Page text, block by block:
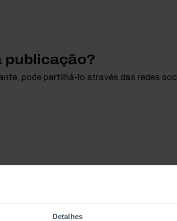
Detalhes
publicação?
pode partilhá-lo através das redes